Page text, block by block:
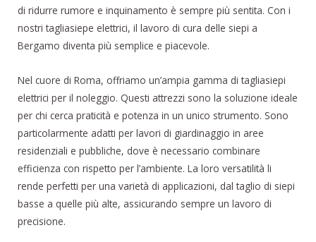
di ridurre rumore e inquinamento è sempre più sentita. Con i
nostri tagliasiepe elettrici, il lavoro di cura delle siepi a
Bergamo diventa più semplice e piacevole.
Nel cuore di Roma, offriamo un’ampia gamma di tagliasiepi
elettrici per il noleggio. Questi attrezzi sono la soluzione ideale
per chi cerca praticità e potenza in un unico strumento. Sono
particolarmente adatti per lavori di giardinaggio in aree
residenziali e pubbliche, dove è necessario combinare
efficienza con rispetto per l’ambiente. La loro versatilità li
rende perfetti per una varietà di applicazioni, dal taglio di siepi
basse a quelle più alte, assicurando sempre un lavoro di
precisione.